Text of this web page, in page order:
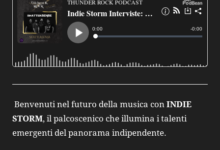
Benvenuti nel futuro della musica con INDIE
STORM, il palcoscenico che illumina i talenti
emergenti del panorama indipendente.